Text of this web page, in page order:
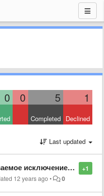
0 0 5 1
Completed Declined
Last updated
+1
в приложении. ГК 5.0.4 бета
12 years ago• 0